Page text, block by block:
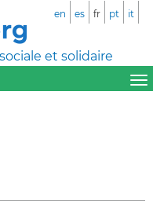
et solidaire
en es fr pt it